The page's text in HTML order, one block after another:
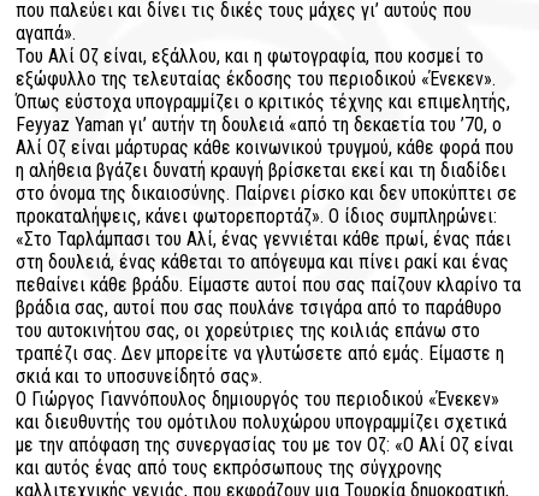
που παλεύει και δίνει τις δικές τους μάχες γι’ αυτούς που
αγαπά».
Του Αλί Οζ είναι, εξάλλου, και η φωτογραφία, που κοσμεί το
εξώφυλλο της τελευταίας έκδοσης του περιοδικού «Ένεκεν».
Όπως εύστοχα υπογραμμίζει ο κριτικός τέχνης και επιμελητής,
Feyyaz Yaman γι’ αυτήν τη δουλειά «από τη δεκαετία του ’70, ο
Αλί Οζ είναι μάρτυρας κάθε κοινωνικού τρυγμού, κάθε φορά που
η αλήθεια βγάζει δυνατή κραυγή βρίσκεται εκεί και τη διαδίδει
στο όνομα της δικαιοσύνης. Παίρνει ρίσκο και δεν υποκύπτει σε
προκαταλήψεις, κάνει φωτορεπορτάζ». Ο ίδιος συμπληρώνει:
«Στο Ταρλάμπασι του Αλί, ένας γεννιέται κάθε πρωί, ένας πάει
στη δουλειά, ένας κάθεται το απόγευμα και πίνει ρακί και ένας
πεθαίνει κάθε βράδυ. Είμαστε αυτοί που σας παίζουν κλαρίνο τα
βράδια σας, αυτοί που σας πουλάνε τσιγάρα από το παράθυρο
του αυτοκινήτου σας, οι χορεύτριες της κοιλιάς επάνω στο
τραπέζι σας. Δεν μπορείτε να γλυτώσετε από εμάς. Είμαστε η
σκιά και το υποσυνείδητό σας».
Ο Γιώργος Γιαννόπουλος δημιουργός του περιοδικού «Ένεκεν»
και διευθυντής του ομότιλου πολυχώρου υπογραμμίζει σχετικά
με την απόφαση της συνεργασίας του με τον Οζ: «Ο Αλί Οζ είναι
και αυτός ένας από τους εκπρόσωπους της σύγχρονης
καλλιτεχνικής γενιάς, που εκφράζουν μια Τουρκία δημοκρατική,